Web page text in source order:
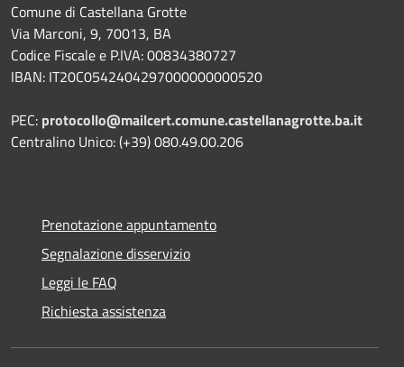
Comune di Castellana Grotte
Via Marconi, 9, 70013, BA
Codice Fiscale e P.IVA: 00834380727
IBAN: IT20C0542404297000000000520
PEC: protocollo@mailcert.comune.castellanagrotte.ba.it
Centralino Unico: (+39) 080.49.00.206
Prenotazione appuntamento
Segnalazione disservizio
Leggi le FAQ
Richiesta assistenza